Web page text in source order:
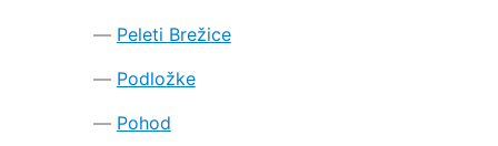
Peleti Brežice
Podložke
Pohod